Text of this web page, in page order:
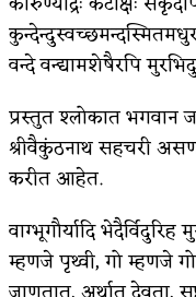
किती
कसं
जोशी
वन्दे वन्द्यामशेषैरपि
प्रस्तुत श्लोकात भगवान
श्रीवैकुंठनाथ सहचरी
करीत आहेत.
वाग्भूगौर्यादि
म्हणजे पृथ्वी, गो म्हणजे